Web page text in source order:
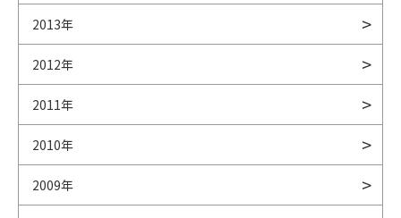
2013年
2012年
2011年
2010年
2009年